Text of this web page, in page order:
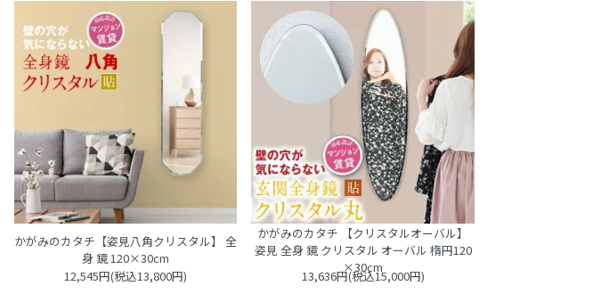
かがみのカタチ【姿見八角クリスタル】 全
身 鏡 120×30cm
12,545円(税込13,800円)
かがみのカタチ 【クリスタルオーバル】
姿見 全身 鏡 クリスタル オーバル 楕円120
×30cm
13,636円(税込15,000円)